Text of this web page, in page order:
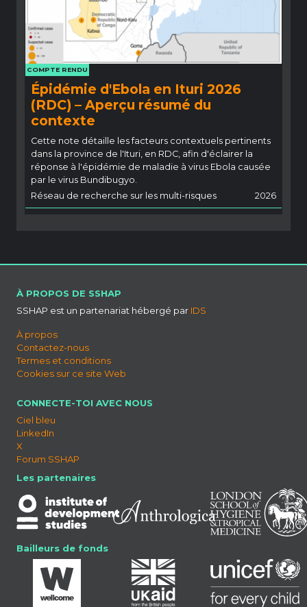
COMPTE RENDU
Épidémie d'Ebola en Ituri 2026
(RDC) – Aperçu résumé du
contexte
Cette note détaille les facteurs contextuels pertinents
dans la province de l'Ituri, en RDC, afin d'éclairer la
réponse à l'épidémie de maladie à virus Ebola causée
par le virus Bundibugyo.
Réseau de recherche sur les multi-risques
2026
À PROPOS DE SSHAP
SSHAP est un partenariat hébergé par IDS
À propos
Contactez-nous
Termes et conditions
Cookies sur ce site Web
CONNECTE-TOI AVEC NOUS
Ciel bleu
LinkedIn
X
Forum SSHAP
Les partenaires
Bailleurs de fonds